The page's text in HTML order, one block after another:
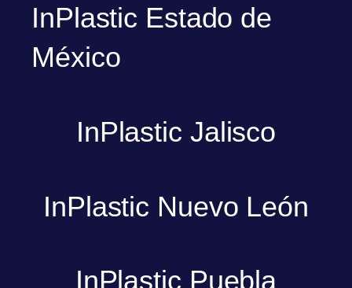
InPlastic Estado de
México
InPlastic Jalisco
InPlastic Nuevo León
InPlastic Puebla